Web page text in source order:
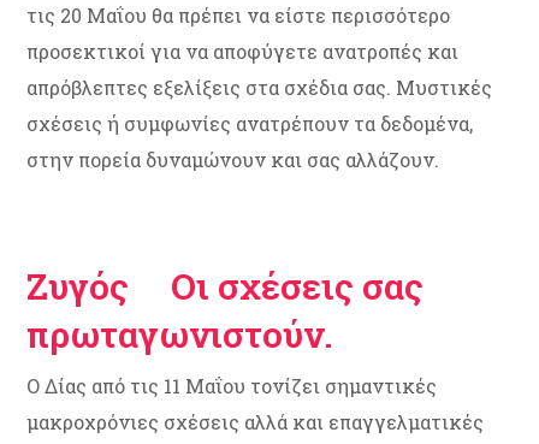
τις 20 Μαΐου θα πρέπει να είστε περισσότερο
προσεκτικοί για να αποφύγετε ανατροπές και
απρόβλεπτες εξελίξεις στα σχέδια σας. Μυστικές
σχέσεις ή συμφωνίες ανατρέπουν τα δεδομένα,
στην πορεία δυναμώνουν και σας αλλάζουν.
Ζυγός Οι σχέσεις σας
πρωταγωνιστούν.
Ο Δίας από τις 11 Μαΐου τονίζει σημαντικές
μακροχρόνιες σχέσεις αλλά και επαγγελματικές